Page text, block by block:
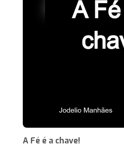
A Fé é a chave!